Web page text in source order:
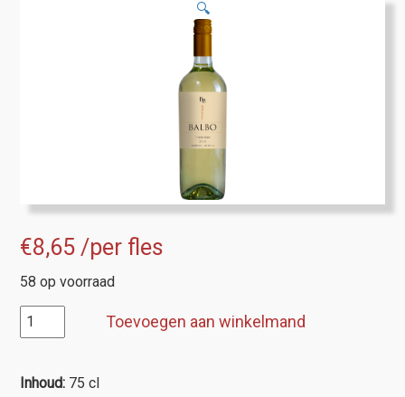
🔍
€8,65 /per fles
58 op voorraad
Bodega
Balbo
Torrontes
Toevoegen aan winkelmand
Inhoud: 75 cl